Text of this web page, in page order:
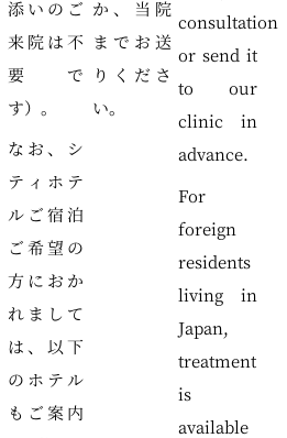
添いのご
来院は不
要で
す）。
なお、シ
ティホテ
ルご宿泊
ご希望の
方におか
れまして
は、以下
のホテル
もご案内
か、当院
までお送
りくださ
い。
consultation
or send it
to our
clinic in
advance.
For
foreign
residents
living in
Japan,
treatment
is
available